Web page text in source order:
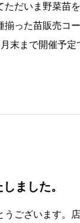
だいま野菜苗
った苗販売コ
末まで開催予定
ました。
ございます。